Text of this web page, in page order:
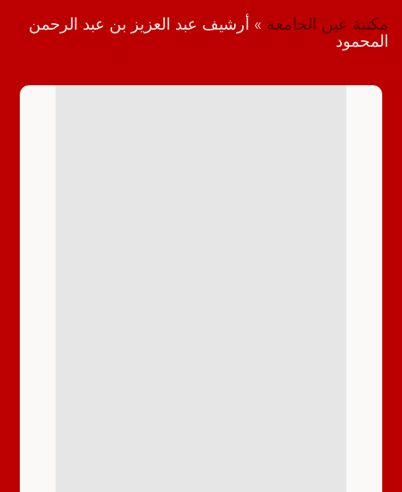
مكتبة عين الجامعة » أرشيف عبد العزيز بن عبد الرحمن
المحمود